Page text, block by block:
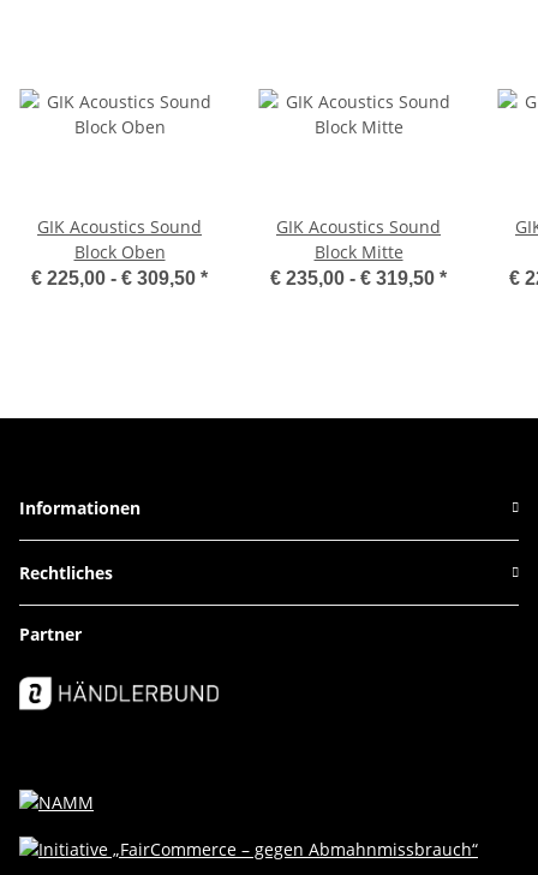
GIK Acoustics Sound
Block Oben
€ 225,00 - € 309,50 *
GIK Acoustics Sound
Block Mitte
€ 235,00 - € 319,50 * €
Informationen
Rechtliches
Partner